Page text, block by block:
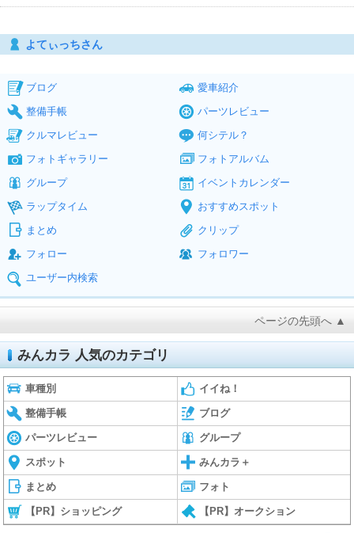
よてぃっちさん
ブログ
愛車紹介
整備手帳
パーツレビュー
クルマレビュー
何シテル？
フォトギャラリー
フォトアルバム
グループ
イベントカレンダー
ラップタイム
おすすめスポット
まとめ
クリップ
フォロー
フォロワー
ユーザー内検索
ページの先頭へ ▲
みんカラ 人気のカテゴリ
車種別 イイね！
整備手帳 ブログ
パーツレビュー グループ
スポット みんカラ＋
まとめ フォト
【PR】ショッピング 【PR】オークション